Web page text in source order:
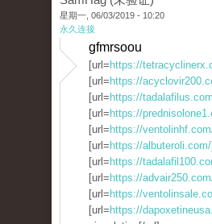
星期一, 06/03/2019 - 10:20
永久连接
gfmrsoou
[url= https://
[url= https://
[url= https://
[url= https://
[url= https://
[url= https://
[url= https://
[url= https://
[url= https://
[url= https://